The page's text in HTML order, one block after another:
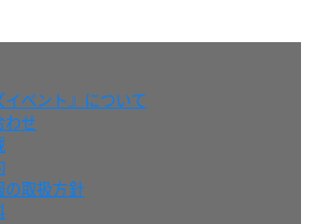
イベント』について
わせ
の取扱方針